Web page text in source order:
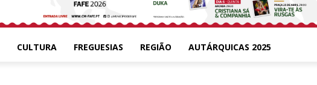
CULTURA FREGUESIAS REGIÃO AUTÁRQUICAS 2025